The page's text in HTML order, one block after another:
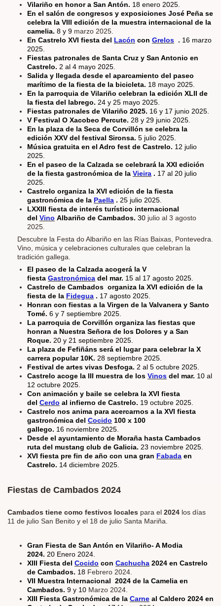
Vilariño en honor a San Antón. 18 enero 2025.
En el salón de congresos y exposiciones José Peña se
celebra la VIII edición de la muestra internacional de la
camelia. 8 y 9 marzo 2025.
En Castrelo XVI fiesta del Lacón con Grelos . 16 marzo
2025.
Fiestas patronales de Santa Cruz y San Antonio en
Castrelo. 2 al 4 mayo 2025.
Salida y llegada desde el aparcamiento del paseo
marítimo de la fiesta de la bicicleta. 18 mayo 2025.
En la parroquia de Vilariño celebran la edición XLII de
la fiesta del labrego. 24 y 25 mayo 2025.
Fiestas patronales de Vilariño 2025. 16 y 17 junio 2025.
V Festival O Xacobeo Percute. 28 y 29 junio 2025.
En la plaza de la Seca de Corvillón se celebra la
edición XXV del festival Sironsa. 5 julio 2025.
Música gratuita en el Adro fest de Castrelo. 12 julio
2025.
En el paseo de la Calzada se celebrará la XXI edición
de la fiesta gastronómica de la Vieira . 17 al 20 julio
2025.
Castrelo organiza la XVI edición de la fiesta
gastronómica de la Paella . 25 julio 2025.
LXXIII fiesta de interés turístico internacional
del Vino Albariño de Cambados. 30 julio al 3 agosto
2025.
Descubre la Festa do Albariño en las Rías Baixas, Pontevedra.
Vino, música y celebraciones culturales que celebran la
tradición gallega.
El paseo de la Calzada acogerá la V
fiesta Gastronómica del mar. 15 al 17 agosto 2025.
Castrelo de Cambados organiza la XVI edición de la
fiesta de la Fidegua . 17 agosto 2025.
Honran con fiestas a la Virgen de la Valvanera y Santo
Tomé. 6 y 7 septiembre 2025.
La parroquia de Corvillón organiza las fiestas que
honran a Nuestra Señora de los Dolores y a San
Roque. 20 y 21 septiembre 2025.
La plaza de Fefiñáns será el lugar para celebrar la X
carrera popular 10K. 28 septiembre 2025.
Festival de artes vivas Desfoga. 2 al 5 octubre 2025.
Castrelo acoge la III muestra de los Vinos del mar. 10 al
12 octubre 2025.
Con animación y baile se celebra la XVI fiesta
del Cerdo al infierno de Castrelo. 19 octubre 2025.
Castrelo nos anima para acercarnos a la XVI fiesta
gastronómica del Cocido 100 x 100
gallego. 16 noviembre 2025.
Desde el ayuntamiento de Moraña hasta Cambados
ruta del mustang club de Galicia. 23 noviembre 2025.
XVI fiesta pre fin de año con una gran Fabada en
Castrelo. 14 diciembre 2025.
Fiestas de Cambados 2024
Cambados tiene como festivos locales para el 2024 los días
11 de julio San Benito y el 18 de julio Santa Mariña.
Gran Fiesta de San Antón en Vilariño- A Modia
2024. 20 Enero 2024.
XIII Fiesta del Cocido con Cachucha 2024 en Castrelo
de Cambados. 18 Febrero 2024.
VII Muestra Internacional 2024 de la Camelia en
Cambados. 9 y 10 Marzo 2024.
XIII Fiesta Gastronómica de la Carne al Caldero 2024 en